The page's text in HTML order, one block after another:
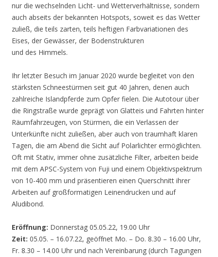
nur die wechselnden Licht- und Wetterverhältnisse, sondern
auch abseits der bekannten Hotspots, soweit es das Wetter
zuließ, die teils zarten, teils heftigen Farbvariationen des
Eises, der Gewässer, der Bodenstrukturen
und des Himmels.
Ihr letzter Besuch im Januar 2020 wurde begleitet von den
stärksten Schneestürmen seit gut 40 Jahren, denen auch
zahlreiche Islandpferde zum Opfer fielen. Die Autotour über
die Ringstraße wurde geprägt von Glatteis und Fahrten hinter
Räumfahrzeugen, von Stürmen, die ein Verlassen der
Unterkünfte nicht zuließen, aber auch von traumhaft klaren
Tagen, die am Abend die Sicht auf Polarlichter ermöglichten.
Oft mit Stativ, immer ohne zusätzliche Filter, arbeiten beide
mit dem APSC-System von Fuji und einem Objektivspektrum
von 10-400 mm und präsentieren einen Querschnitt ihrer
Arbeiten auf großformatigen Leinendrucken und auf
Aludibond.
Eröffnung: Donnerstag 05.05.22, 19.00 Uhr
Zeit: 05.05. – 16.07.22, geöffnet Mo. – Do. 8.30 – 16.00 Uhr,
Fr. 8.30 – 14.00 Uhr und nach Vereinbarung (durch Tagungen